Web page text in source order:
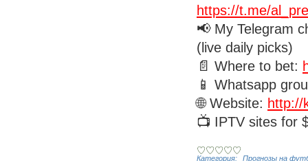
https://t.me/
📢 My Telegram
(live daily picks)
📄 Where to bet:
📱 Whatsapp
🌐 Website: http://
📺 IPTV sites for
Категория:
Прогнозы на